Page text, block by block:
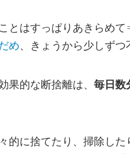
とはすっぱりあきらめ
め、きょうから少しずつ
果的な断捨離は、 毎日数
的に捨てたり、掃除し